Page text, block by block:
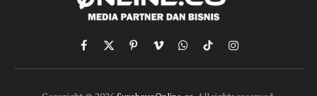
Facebook
X
(Twitter)
PinterestVimeoWhatsApp
TikTokInstagram